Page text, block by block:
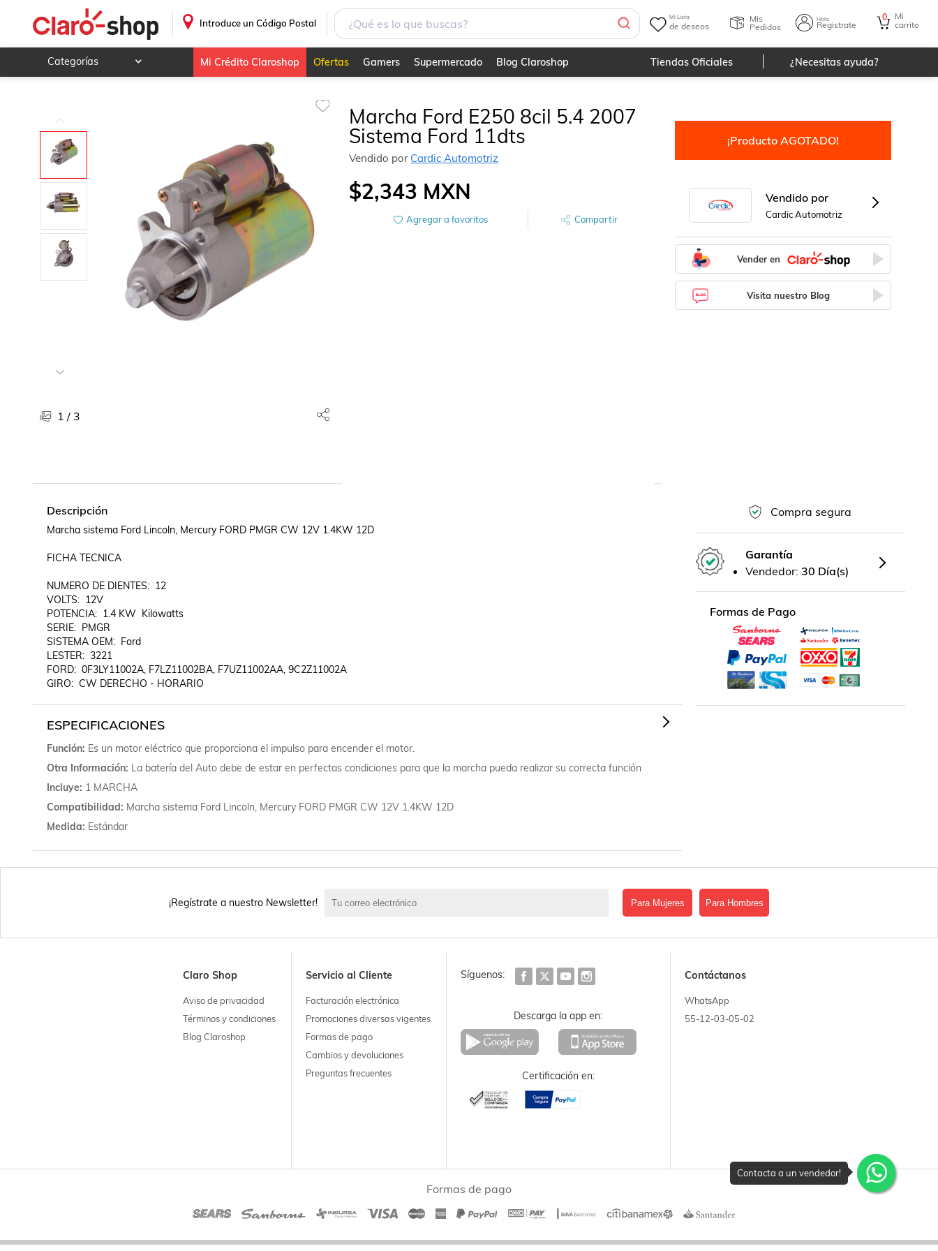
Introduce un Código Postal
Mi Lista
de deseos
Mis
Pedidos
Hola
Registrate
0
Mi
carrito
Categorías
Hogar y jardín
Deportes y ocio
Animales y mascotas
Ferretería y autos
Ropa, calzado y accesorios
Mamá y bebé
Salud, belleza y cuidado personal
Joyería y relojes
Bebidas
Farmacia
Mi Crédito Claroshop Ofertas Gamers Supermercado Blog Claroshop Tiendas Oficiales ¿Necesitas ayuda?
1 / 3
Marcha Ford E250 8cil 5.4 2007
Sistema Ford 11dts
Vendido por Cardic Automotriz
$2,343 MXN
Agregar a favoritos Compartir
¡Producto AGOTADO!
Vendido por
Cardic Automotriz
Vender en
Visita nuestro Blog
Descripción
Marcha sistema Ford Lincoln, Mercury FORD PMGR CW 12V 1.4KW 12D
FICHA TECNICA
NUMERO DE DIENTES:  12
VOLTS:  12V
POTENCIA:  1.4 KW  Kilowatts
SERIE:  PMGR
SISTEMA OEM:  Ford
LESTER:  3221
FORD:  0F3LY11002A, F7LZ11002BA, F7UZ11002AA, 9C2Z11002A
GIRO:  CW DERECHO - HORARIO
ESPECIFICACIONES
Función Es un motor eléctrico que proporciona el impulso para encender el motor.
Otra Información La batería del Auto debe de estar en perfectas condiciones para que la marcha pueda realizar su correcta función
Incluye 1 MARCHA
Compatibilidad Marcha sistema Ford Lincoln, Mercury FORD PMGR CW 12V 1.4KW 12D
Medida Estándar
Compra segura
Garantía
Vendedor: 30 Día(s)
Formas de Pago
Contacta a un vendedor!
¡Regístrate a nuestro Newsletter! Para Mujeres Para Hombres
Claro Shop
Aviso de privacidad
Términos y condiciones
Blog Claroshop
Servicio al Cliente
Facturación electrónica
Promociones diversas vigentes
Formas de pago
Cambios y devoluciones
Preguntas frecuentes
Síguenos:
Descarga la app en:
Certificación en:
Contáctanos
WhatsApp
55-12-03-05-02
Formas de pago